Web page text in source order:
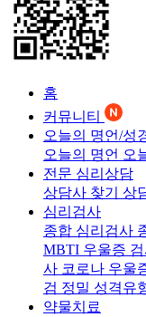
홈
커뮤니티
오늘의 명언/성
오늘의 명언 오
전문 심리상담
상담사 찾기 상
심리검사
종합 심리검사
MBTI 우울증
사 코로나 우울
검 정밀 성격유
약물치료